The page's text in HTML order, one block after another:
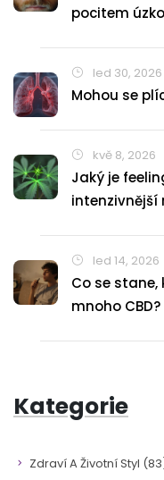
pocitem
led 30, 2026
Mohou se
kvě 8, 2026
Jaký je
intenzivnější
led 14, 2026
Co se
mnoho CBD?
Kategorie
Zdraví A Životní Styl